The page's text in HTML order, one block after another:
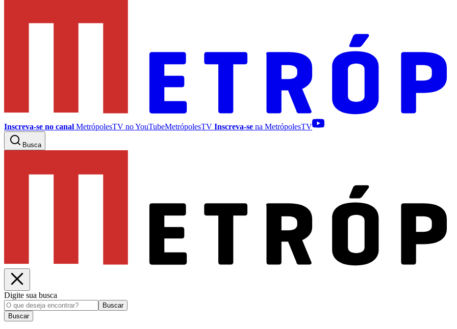
Inscreva-se no canal MetrópolesTV noYouTubeMetrópolesTV Inscreva-se na MetrópolesTV
Busca
Digite sua busca
Buscar
Buscar